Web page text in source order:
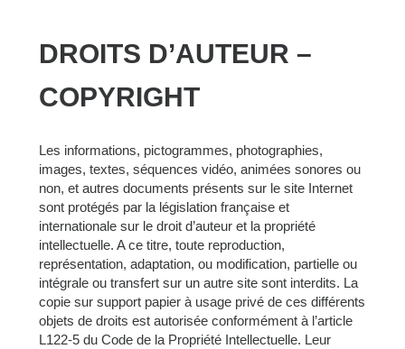
DROITS D’AUTEUR –
COPYRIGHT
Les informations, pictogrammes, photographies,
images, textes, séquences vidéo, animées sonores ou
non, et autres documents présents sur le site Internet
sont protégés par la législation française et
internationale sur le droit d’auteur et la propriété
intellectuelle. A ce titre, toute reproduction,
représentation, adaptation, ou modification, partielle ou
intégrale ou transfert sur un autre site sont interdits. La
copie sur support papier à usage privé de ces différents
objets de droits est autorisée conformément à l’article
L122-5 du Code de la Propriété Intellectuelle. Leur